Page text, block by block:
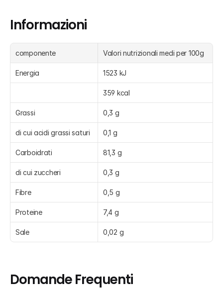
Informazioni
componente Valori nutrizionali medi per 100g
Energia 1523 kJ
359 kcal
Grassi 0,3 g
di cui acidi grassi saturi 0,1 g
Carboidrati 81,3 g
di cui zuccheri 0,3 g
Fibre 0,5 g
Proteine 7,4 g
Sale 0,02 g
Domande Frequenti